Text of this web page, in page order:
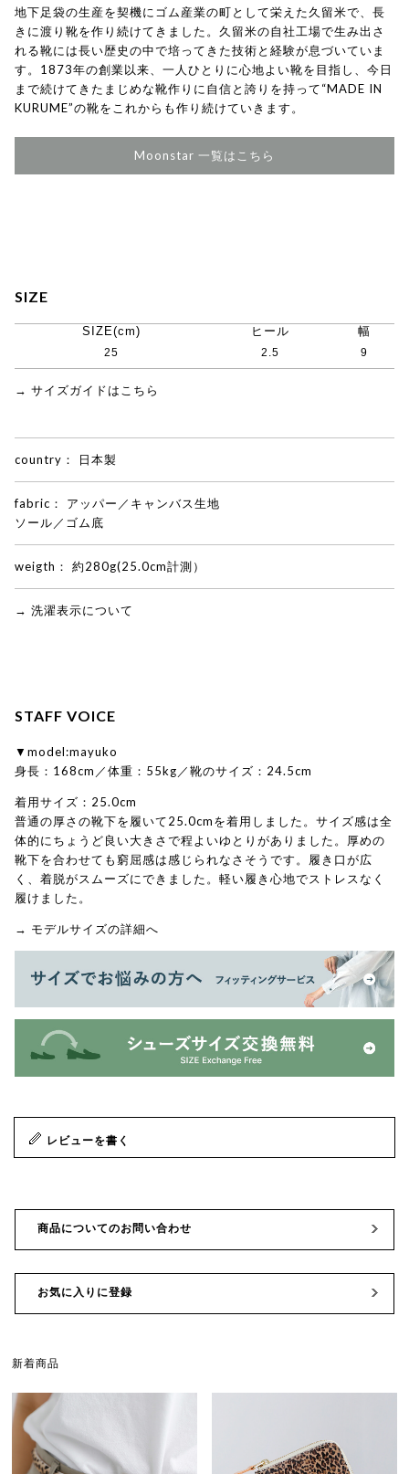
地下足袋の生産を契機にゴム産業の町として栄えた久留米で、長
きに渡り靴を作り続けてきました。久留米の自社工場で生み出さ
れる靴には長い歴史の中で培ってきた技術と経験が息づいていま
す。1873年の創業以来、一人ひとりに心地よい靴を目指し、今日
まで続けてきたまじめな靴作りに自信と誇りを持って“MADE IN
KURUME”の靴をこれからも作り続けていきます。
Moonstar 一覧はこちら
SIZE
SIZE(cm) ヒール 幅
25 2.5 9
→ サイズガイドはこちら
country： 日本製
fabric：
アッパー／キャンバス生地
ソール／ゴム底
weigth： 約280g(25.0cm計測）
→ 洗濯表示について
STAFF VOICE
▼model:mayuko
身長：168cm／体重：55kg／靴のサイズ：24.5cm
着用サイズ：25.0cm
普通の厚さの靴下を履いて25.0cmを着用しました。サイズ感は全
体的にちょうど良い大きさで程よいゆとりがありました。厚めの
靴下を合わせても窮屈感は感じられなさそうです。履き口が広
く、着脱がスムーズにできました。軽い履き心地でストレスなく
履けました。
→ モデルサイズの詳細へ
レビューを書く
商品についてのお問い合わせ
お気に入りに登録
新着商品